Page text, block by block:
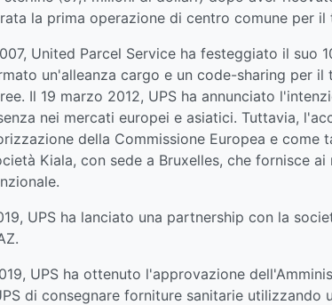
la prima operazione di centro comune per
United Parcel Service ha festeggiato il suo
un'alleanza cargo e un code-sharing per
Il 19 marzo 2012, UPS ha annunciato
nei mercati europei e asiatici. Tuttavia,
della Commissione Europea e
Kiala, con sede a Bruxelles, che fornisce
UPS ha lanciato una partnership con la
UPS ha ottenuto l'approvazione
di consegnare forniture sanitarie utilizzando